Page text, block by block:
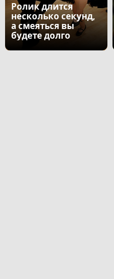
Ролик длится
несколько секунд,
а смеяться вы
будете долго